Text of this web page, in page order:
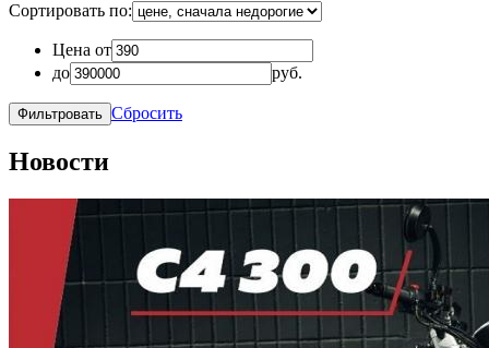
Сортировать по:
Цена от
до
руб.
Сбросить
Новости